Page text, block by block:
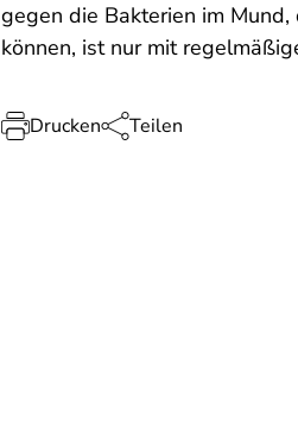
gegen die Bakterien im
können, ist nur mit
Drucken Teilen